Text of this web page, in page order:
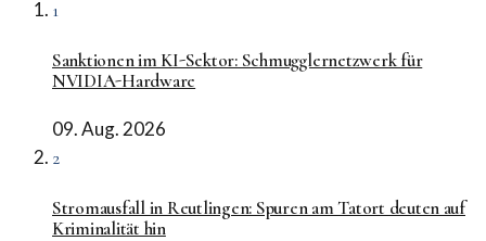
1
Sanktionen im KI-Sektor: Schmugglernetzwerk für
NVIDIA-Hardware
09. Aug. 2026
2
Stromausfall in Reutlingen: Spuren am Tatort deuten auf
Kriminalität hin